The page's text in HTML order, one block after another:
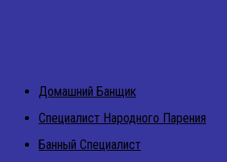
Домашний Банщик
Специалист Народного Парения
Банный Специалист